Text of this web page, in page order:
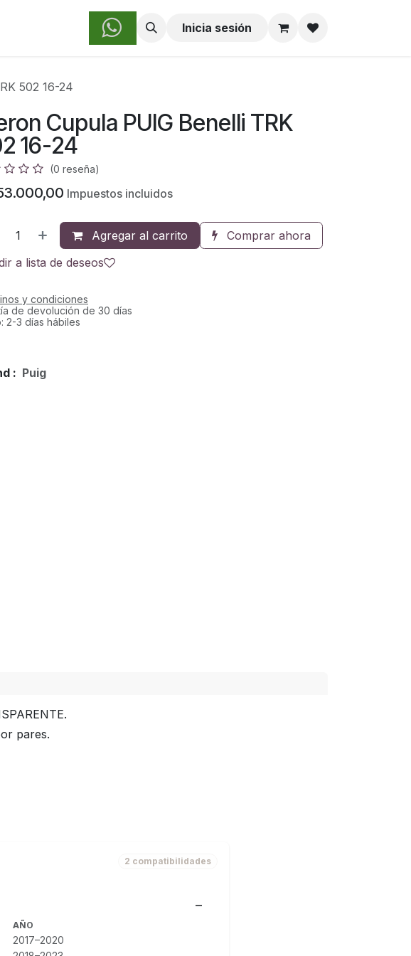
Sobre Nosotros Inicia sesión
502 16-24
Cupula PUIG Benelli TRK
16-24
(0 reseña)
Impuestos incluidos
Agregar al carrito
Comprar ahora
a lista de deseos
y condiciones
de devolución de 30 días
2-3 días hábiles
: Puig
pares.
2 compatibilidades
AÑO
2017–2020